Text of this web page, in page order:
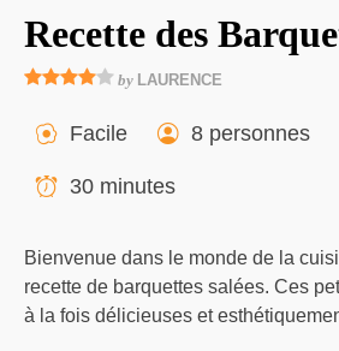
Recette des
by LAURENCE
Facile 8 personnes
30 minutes
Bienvenue dans le monde de la
recette de barquettes salées. Ces
à la fois délicieuses et